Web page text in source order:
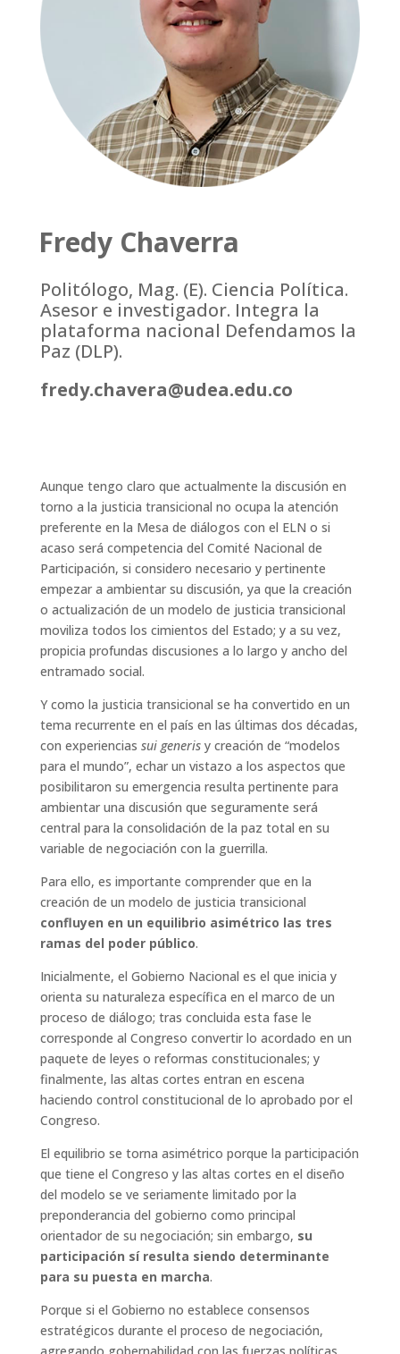
Fredy Chaverra
Politólogo, Mag. (E). Ciencia Política.
Asesor e investigador. Integra la
plataforma nacional Defendamos la
Paz (DLP).
fredy.chavera@udea.edu.co
Aunque tengo claro que actualmente la discusión en
torno a la justicia transicional no ocupa la atención
preferente en la Mesa de diálogos con el ELN o si
acaso será competencia del Comité Nacional de
Participación, si considero necesario y pertinente
empezar a ambientar su discusión, ya que la creación
o actualización de un modelo de justicia transicional
moviliza todos los cimientos del Estado; y a su vez,
propicia profundas discusiones a lo largo y ancho del
entramado social.
Y como la justicia transicional se ha convertido en un
tema recurrente en el país en las últimas dos décadas,
con experiencias sui generisy creación de “modelos
para el mundo”, echar un vistazo a los aspectos que
posibilitaron su emergencia resulta pertinente para
ambientar una discusión que seguramente será
central para la consolidación de la paz total en su
variable de negociación con la guerrilla.
Para ello, es importante comprender que en la
creación de un modelo de justicia transicional
confluyen en un equilibrio asimétrico las tres
ramas del poder público.
Inicialmente, el Gobierno Nacional es el que inicia y
orienta su naturaleza específica en el marco de un
proceso de diálogo; tras concluida esta fase le
corresponde al Congreso convertir lo acordado en un
paquete de leyes o reformas constitucionales; y
finalmente, las altas cortes entran en escena
haciendo control constitucional de lo aprobado por el
Congreso.
El equilibrio se torna asimétrico porque la participación
que tiene el Congreso y las altas cortes en el diseño
del modelo se ve seriamente limitado por la
preponderancia del gobierno como principal
orientador de su negociación; sin embargo, su
participación sí resulta siendo determinante
para su puesta en marcha.
Porque si el Gobierno no establece consensos
estratégicos durante el proceso de negociación,